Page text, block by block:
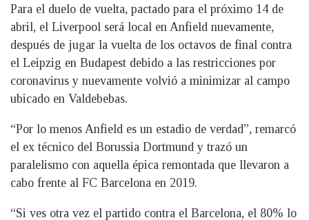
Para el duelo de vuelta, pactado para el próximo 14 de
abril, el Liverpool será local en Anfield nuevamente,
después de jugar la vuelta de los octavos de final contra
el Leipzig en Budapest debido a las restricciones por
coronavirus y nuevamente volvió a minimizar al campo
ubicado en Valdebebas.
“Por lo menos Anfield es un estadio de verdad”, remarcó
el ex técnico del Borussia Dortmund y trazó un
paralelismo con aquella épica remontada que llevaron a
cabo frente al FC Barcelona en 2019.
“Si ves otra vez el partido contra el Barcelona, el 80% lo